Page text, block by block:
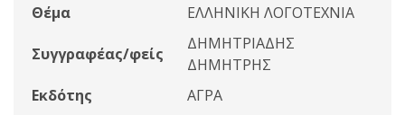
Θέμα
ΕΛΛΗΝΙΚΗ ΛΟΓΟΤΕΧΝΙΑ
Συγγραφέας/φείς
ΔΗΜΗΤΡΙΑΔΗΣ
ΔΗΜΗΤΡΗΣ
Εκδότης
ΑΓΡΑ